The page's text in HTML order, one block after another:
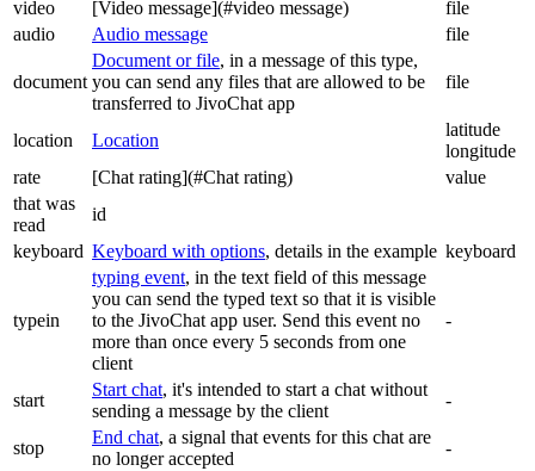
video
[Video message](#video message)
file
audio
Audio message file
document
Document or file, in a message of this type,
you can send any files that are allowed to be
transferred to JivoChat app
file
location Location
latitude
longitude
rate
[Chat rating](#Chat rating)
value
that was
read
id
keyboard Keyboard with options, details in the example keyboard
typein
typing event, in the text field of this message
you can send the typed text so that it is visible
to the JivoChat app user. Send this event no
more than once every 5 seconds from one
client
-
start
Start chat, it's intended to start a chat without
sending a message by the client
-
stop
End chat, a signal that events for this chat are
no longer accepted
-